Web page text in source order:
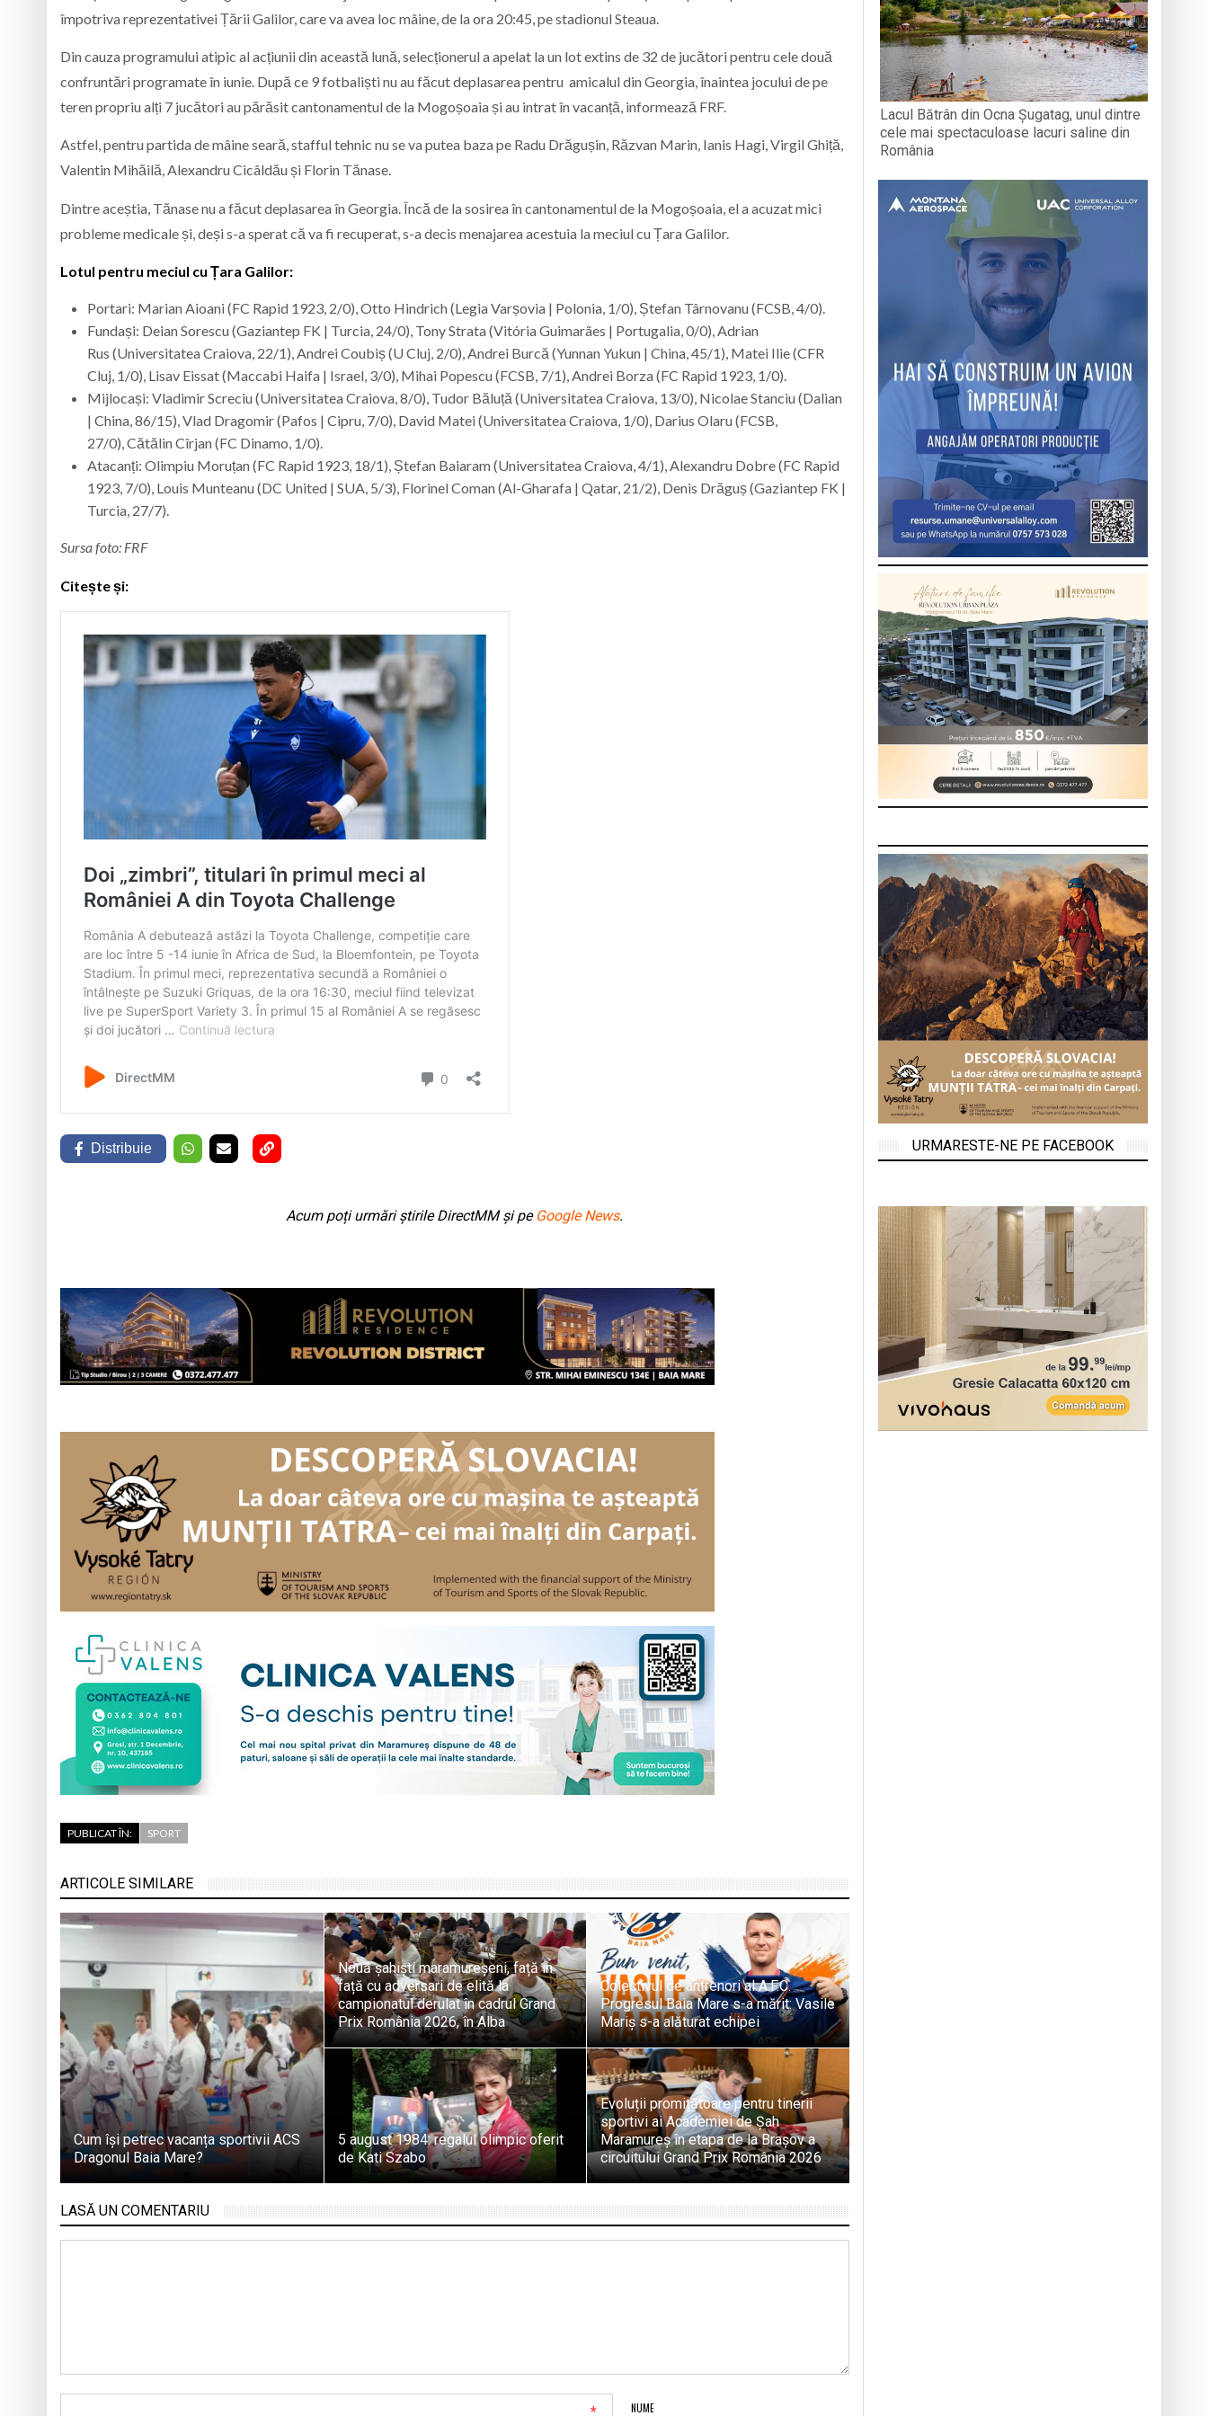
împotriva reprezentativei Țării Galilor, care va avea loc mâine, de la ora 20:45, pe stadionul Steaua.
Din cauza programului atipic al acțiunii din această lună, selecționerul a apelat la un lot extins de 32 de jucători pentru cele două
confruntări programate în iunie. După ce 9 fotbaliști nu au făcut deplasarea pentru amicalul din Georgia, înaintea jocului de pe
teren propriu alți 7 jucători au părăsit cantonamentul de la Mogoșoaia și au intrat în vacanță, informează FRF.
Astfel, pentru partida de mâine seară, stafful tehnic nu se va putea baza pe Radu Drăgușin, Răzvan Marin, Ianis Hagi, Virgil Ghiță,
Valentin Mihăilă, Alexandru Cicâldău și Florin Tănase.
Dintre aceștia, Tănase nu a făcut deplasarea în Georgia. Încă de la sosirea în cantonamentul de la Mogoșoaia, el a acuzat mici
probleme medicale și, deși s-a sperat că va fi recuperat, s-a decis menajarea acestuia la meciul cu Țara Galilor.
Lotul pentru meciul cu Țara Galilor:
Portari: Marian Aioani (FC Rapid 1923, 2/0), Otto Hindrich (Legia Varșovia | Polonia, 1/0), Ștefan Târnovanu (FCSB, 4/0).
Fundași: Deian Sorescu (Gaziantep FK | Turcia, 24/0), Tony Strata (Vitória Guimarães | Portugalia, 0/0), Adrian
Rus (Universitatea Craiova, 22/1), Andrei Coubiș (U Cluj, 2/0), Andrei Burcă (Yunnan Yukun | China, 45/1), Matei Ilie (CFR
Cluj, 1/0), Lisav Eissat (Maccabi Haifa | Israel, 3/0), Mihai Popescu (FCSB, 7/1), Andrei Borza (FC Rapid 1923, 1/0).
Mijlocași: Vladimir Screciu (Universitatea Craiova, 8/0), Tudor Băluță (Universitatea Craiova, 13/0), Nicolae Stanciu (Dalian
| China, 86/15), Vlad Dragomir (Pafos | Cipru, 7/0), David Matei (Universitatea Craiova, 1/0), Darius Olaru (FCSB,
27/0), Cătălin Cîrjan (FC Dinamo, 1/0).
Atacanți: Olimpiu Moruțan (FC Rapid 1923, 18/1), Ștefan Baiaram (Universitatea Craiova, 4/1), Alexandru Dobre (FC Rapid
1923, 7/0), Louis Munteanu (DC United | SUA, 5/3), Florinel Coman (Al-Gharafa | Qatar, 21/2), Denis Drăguș (Gaziantep FK |
Turcia, 27/7).
Sursa foto: FRF
Citește și:
Distribuie
Acum poți urmări știrile DirectMM și pe Google News.
PUBLICAT ÎN: SPORT
ARTICOLE SIMILARE
Cum își petrec vacanța sportivii ACS
Dragonul Baia Mare?
Nouă șahiști maramureșeni, față în
față cu adversari de elită la
campionatul derulat în cadrul Grand
Prix România 2026, în Alba
Colectivul de antrenori al A.F.C.
Progresul Baia Mare s-a mărit: Vasile
Mariș s-a alăturat echipei
5 august 1984: regalul olimpic oferit
de Kati Szabo
Evoluții promițătoare pentru tinerii
sportivi ai Academiei de Șah
Maramureș în etapa de la Brașov a
circuitului Grand Prix România 2026
LASĂ UN COMENTARIU
NUME
Lacul Bătrân din Ocna Șugatag, unul dintre
cele mai spectaculoase lacuri saline din
România
URMARESTE-NE PE FACEBOOK